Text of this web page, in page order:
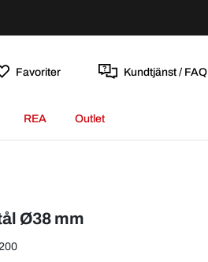
Favoriter Kundtjänst / FAQ
REA Outlet
Ø38 mm